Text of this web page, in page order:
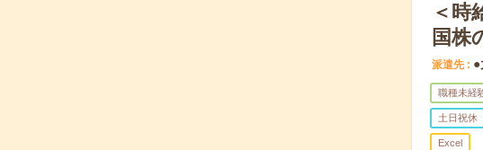
＜時
国株
派遣先
職種未経
土日祝休
Excel